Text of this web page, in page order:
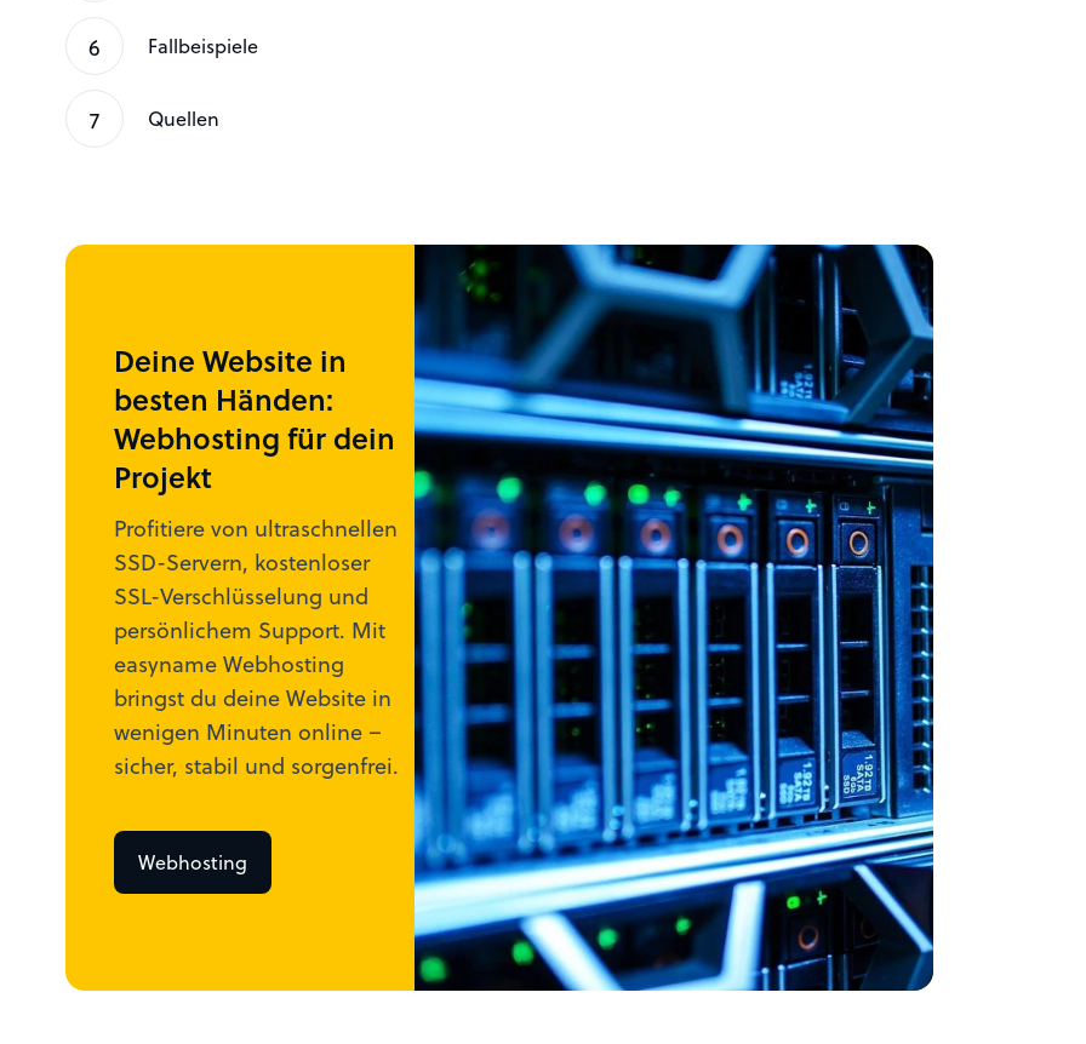
Fallbeispiele
Quellen
Deine Website in
besten Händen:
Webhosting für dein
Projekt
Profitiere von ultraschnellen
SSD-Servern, kostenloser
SSL-Verschlüsselung und
persönlichem Support. Mit
easyname Webhosting
bringst du deine Website in
wenigen Minuten online –
sicher, stabil und sorgenfrei.
Webhosting